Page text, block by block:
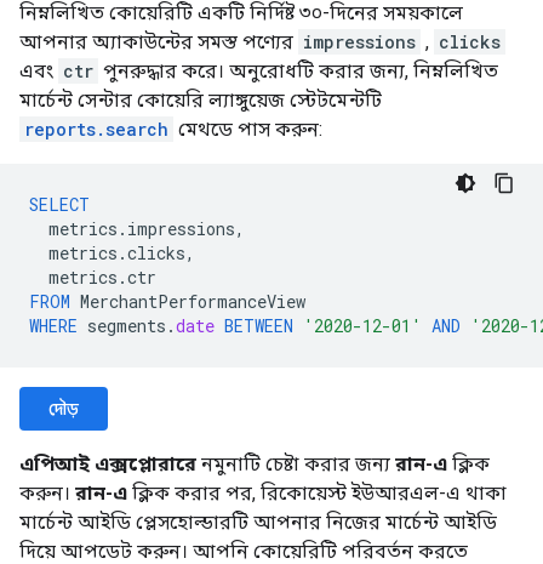
নিম্নলিখিত কোয়েরিটি একটি নির্দিষ্ট ৩০-দিনের সময়কালে
আপনার অ্যাকাউন্টের সমস্ত পণ্যের impressions , clicks
এবং ctr পুনরুদ্ধার করে। অনুরোধটি করার জন্য, নিম্নলিখিত
মার্চেন্ট সেন্টার কোয়েরি ল্যাঙ্গুয়েজ স্টেটমেন্টটি
reports.search মেথডে পাস করুন:
SELECT
metrics . impressions,
metrics .clicks,
metrics .ctr
FROM MerchantPerformanceView
WHERE segments .date BETWEEN '2020-12-01' AND '2020-
দৌড়
এপিআই এক্সপ্লোরারে নমুনাটি চেষ্টা করার জন্য রান-এ ক্লিক
করুন। রান-এ ক্লিক করার পর, রিকোয়েস্ট ইউআরএল-এ থাকা
মার্চেন্ট আইডি প্লেসহোল্ডারটি আপনার নিজের মার্চেন্ট আইডি
দিয়ে আপডেট করুন। আপনি কোয়েরিটি পরিবর্তন করতে